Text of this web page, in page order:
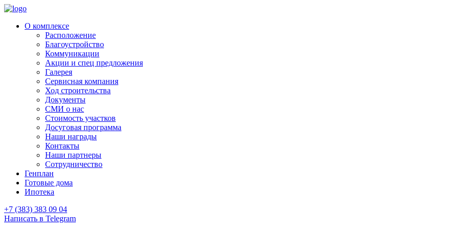
О комплексе
Расположение
Благоустройство
Коммуникации
Акции и спец предложения
Галерея
Сервисная компания
Ход строительства
Документы
СМИ о нас
Стоимость участков
Досуговая программа
Наши награды
Контакты
Наши партнеры
Сотрудничество
Генплан
Готовые дома
Ипотека
+7 (383) 383 09 04
Написать в Telegram